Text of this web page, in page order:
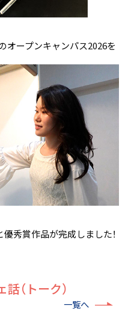
オープンキャンパス2026を
秀賞作品が完成しました！
（トーク）
一覧へ
話
カイブ